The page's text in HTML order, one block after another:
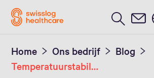
Nederlands / Dutch
Home Ons bedrijf
Blog
Temperatuurstabiliteit in biomedische opslag